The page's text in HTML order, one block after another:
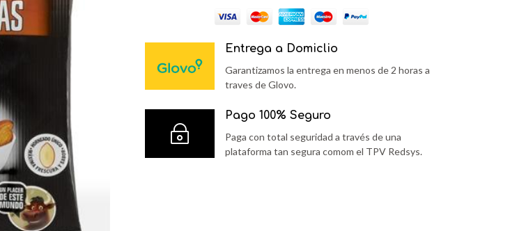
Entrega a Domiclio
Garantizamos la entrega en menos de 2 horas a
traves de Glovo.
~
Pago 100% Seguro
Paga con total seguridad a través de una
plataforma tan segura comom el TPV Redsys.